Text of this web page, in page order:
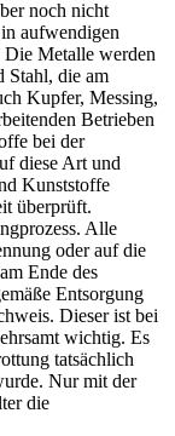
noch nicht
aufwendigen
Die Metalle werden
Stahl, die am
Kupfer, Messing,
Betrieben
bei der
diese Art und
Kunststoffe
überprüft.
Alle
oder auf die
Ende des
Entsorgung
Dieser ist bei
wichtig. Es
tatsächlich
Nur mit der
die